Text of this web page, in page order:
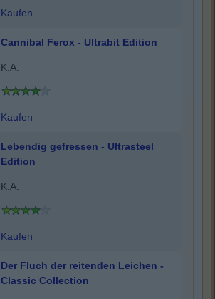
Kaufen
Cannibal Ferox - Ultrabit Edition
K.A.
Kaufen
Lebendig gefressen - Ultrasteel
Edition
K.A.
Kaufen
Der Fluch der reitenden Leichen -
Classic Collection